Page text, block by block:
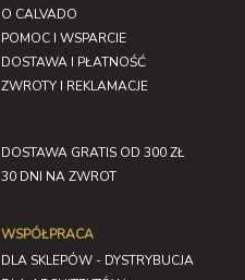
O CALVADO
POMOC I WSPARCIE
DOSTAWA I PŁATNOŚĆ
ZWROTY I REKLAMACJE
DOSTAWA GRATIS OD 300 ZŁ
30 DNI NA ZWROT
WSPÓŁPRACA
DLA SKLEPÓW - DYSTRYBUCJA